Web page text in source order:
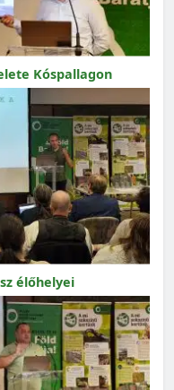
Kóspallagon
élőhelyei